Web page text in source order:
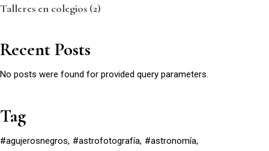
Talleres en colegios (2)
Recent Posts
No posts were found for provided query parameters.
Tag
#agujerosnegros #astrofotografía #astronomía